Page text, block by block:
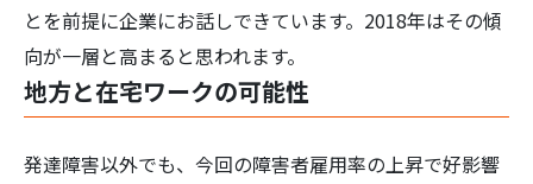
とを前提に企業にお話しできています。2018年はその傾
向が一層と高まると思われます。
地方と在宅ワークの可能性
発達障害以外でも、今回の障害者雇用率の上昇で好影響